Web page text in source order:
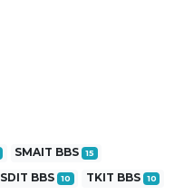
SMAIT BBS 15
SDIT BBS 10 TKIT BBS 10